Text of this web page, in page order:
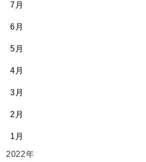
7月
6月
5月
4月
3月
2月
1月
2022年